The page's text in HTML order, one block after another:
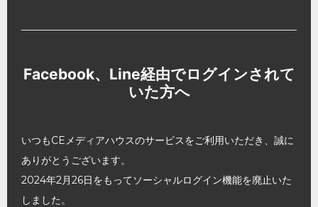
Facebook、Line経由でログインされて
いた方へ
いつもCEメディアハウスのサービスをご利用いただき、誠に
ありがとうございます。
2024年2月26日をもってソーシャルログイン機能を廃止いた
しました。